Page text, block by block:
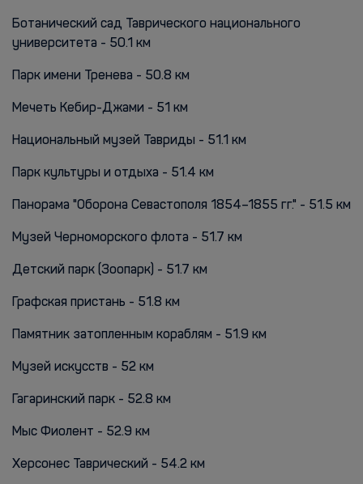
Ботанический сад Таврического национального
университета - 50.1 км
Парк имени Тренева - 50.8 км
Мечеть Кебир-Джами - 51 км
Национальный музей Тавриды - 51.1 км
Парк культуры и отдыха - 51.4 км
Панорама "Оборона Севастополя 1854–1855 гг." - 51.5 км
Музей Черноморского флота - 51.7 км
Детский парк (Зоопарк) - 51.7 км
Графская пристань - 51.8 км
Памятник затопленным кораблям - 51.9 км
Музей искусств - 52 км
Гагаринский парк - 52.8 км
Мыс Фиолент - 52.9 км
Херсонес Таврический - 54.2 км